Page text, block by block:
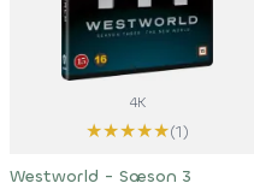
4K
★★★★★(1)
Westworld - Sæson 3